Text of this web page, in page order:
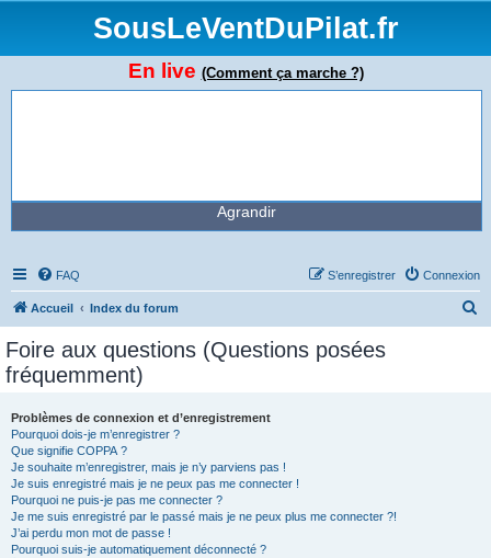
SousLeVentDuPilat.fr
En live (Comment ça marche ?)
Agrandir
FAQ Connexion
S’enregistrer
Accueil Index du forum
Foire aux questions (Questions posées
fréquemment)
Problèmes de connexion et d’enregistrement
Pourquoi dois-je m’enregistrer ?
Que signifie COPPA ?
Je souhaite m’enregistrer, mais je n’y parviens pas !
Je suis enregistré mais je ne peux pas me connecter !
Pourquoi ne puis-je pas me connecter ?
Je me suis enregistré par le passé mais je ne peux plus me connecter ?!
J’ai perdu mon mot de passe !
Pourquoi suis-je automatiquement déconnecté ?